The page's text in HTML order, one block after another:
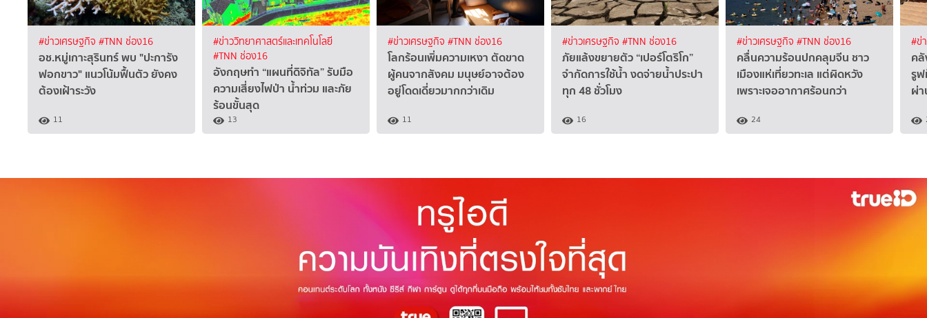
#ข่าวเศรษฐกิจ #TNN ช่อง16
อช.หมู่เกาะสุรินทร์ พบ "ปะการัง
ฟอกขาว" แนวโน้มฟื้นตัว ยังคง
ต้องเฝ้าระวัง
11
#ข่าววิทยาศาสตร์และเทคโนโลยี
#TNN ช่อง16
อังกฤษทำ “แผนที่ดิจิทัล” รับมือ
ความเสี่ยงไฟป่า น้ำท่วม และภัย
ร้อนขั้นสุด
13
#ข่าวเศรษฐกิจ #TNN ช่อง16
โลกร้อนเพิ่มความเหงา ตัดขาด
ผู้คนจากสังคม มนุษย์อาจต้อง
อยู่โดดเดี่ยวมากกว่าเดิม
11
#ข่าวเศรษฐกิจ #TNN ช่อง16
ภัยแล้งขยายตัว “เปอร์โตริโก”
จำกัดการใช้น้ำ งดจ่ายน้ำประปา
ทุก 48 ชั่วโมง
16
#ข่าวเศรษฐกิจ #TNN ช่อง16
คลื่นความร้อนปกคลุมจีน ชาว
เมืองแห่เที่ยวทะเล แต่ผิดหวัง
เพราะเจออากาศร้อนกว่า
24
#ข่
ค
รูฟ
ผ่